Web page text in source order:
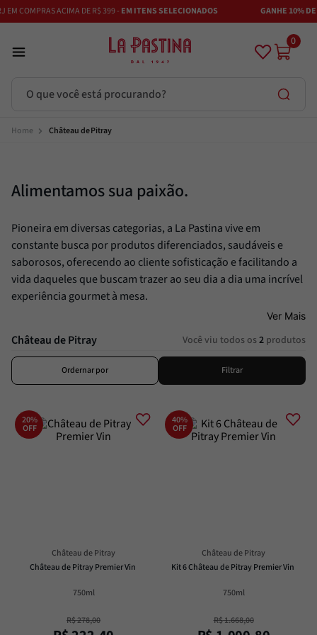
COMPRAS ACIMA DE R$ 399 -EM ITENS SELECIONADOS GANHE 10% DE
0
Château de Pitray
Alimentamos sua paixão.
Pioneira em diversas categorias, a La Pastina vive em
constante busca por produtos diferenciados, saudáveis e
saborosos, oferecendo ao cliente sofisticação e facilitando a
vida daqueles que buscam trazer ao seu dia a dia uma incrível
experiência gourmet à mesa.
Ver Mais
Château de Pitray Você viu todos os2 produtos
Ordernar por Filtrar
20%
OFF
Château de Pitray
Château de Pitray Premier Vin
750ml
R$278,00
40%
OFF
Château de Pitray
Kit 6 Château de Pitray Premier Vin
750ml
R$1.668,00
Termos mais buscados
Vinhos
4º Maestra
5º Azeitona
6º Bruschetta
7º Alcachofra
9º Molho
Trufa